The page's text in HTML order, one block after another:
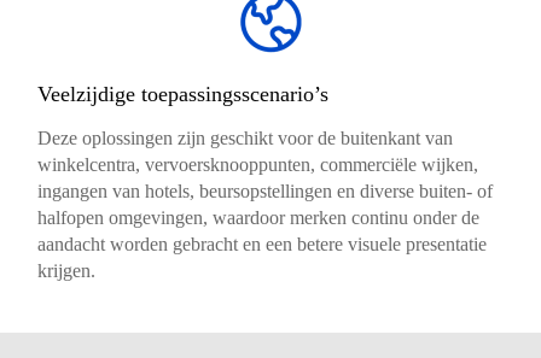
Veelzijdige toepassingsscenario’s
Deze oplossingen zijn geschikt voor de buitenkant van
winkelcentra, vervoersknooppunten, commerciële wijken,
ingangen van hotels, beursopstellingen en diverse buiten- of
halfopen omgevingen, waardoor merken continu onder de
aandacht worden gebracht en een betere visuele presentatie
krijgen.